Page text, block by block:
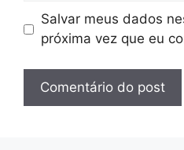
Salvar meus dados
próxima vez que eu